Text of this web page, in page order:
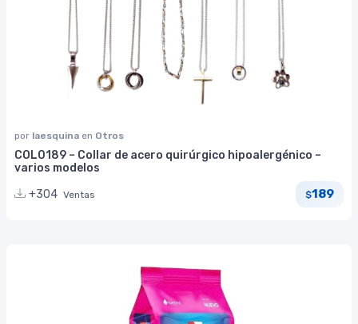
por laesquina en Otros
COL0189 – Collar de acero quirúrgico hipoalergénico –
varios modelos
+304 Ventas $189